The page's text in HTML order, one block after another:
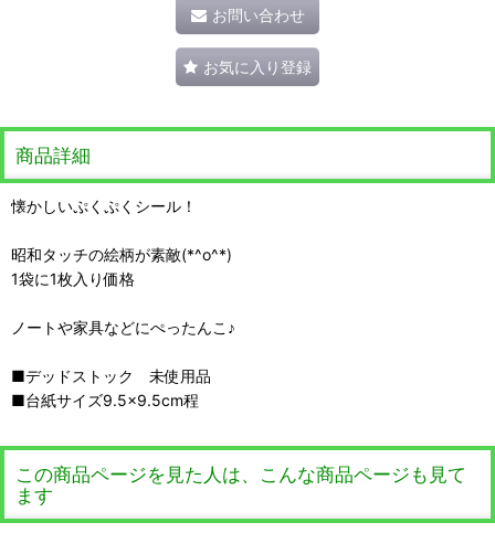
お問い合わせ
お気に入り登録
商品詳細
懐かしいぷくぷくシール！
昭和タッチの絵柄が素敵(*^o^*)
1袋に1枚入り価格
ノートや家具などにぺったんこ♪
■デッドストック 未使用品
■台紙サイズ9.5×9.5cm程
この商品ページを見た人は、こんな商品ページも見て
ます